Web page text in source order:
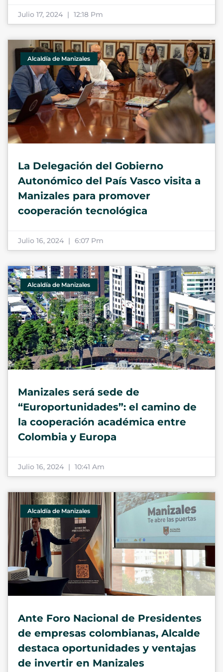
Julio 17, 2024 12:18 Pm
Alcaldía de Manizales
La Delegación del Gobierno
Autonómico del País Vasco visita a
Manizales para promover
cooperación tecnológica
Julio 16, 2024 6:07 Pm
Alcaldía de Manizales
Manizales será sede de
“Europortunidades”: el camino de
la cooperación académica entre
Colombia y Europa
Julio 16, 2024 10:41 Am
Alcaldía de Manizales
Ante Foro Nacional de Presidentes
de empresas colombianas, Alcalde
destaca oportunidades y ventajas
de invertir en Manizales